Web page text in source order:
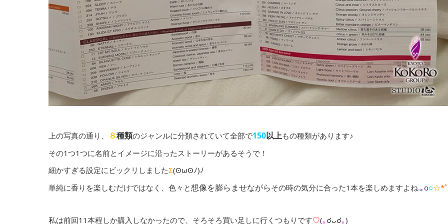
上の写真の通り、 ８種類のジャンルに分類されていて全部で150以上もの種類があります♪
その1つ1つに名前とイメージに沿ったストーリーがあるそうで！
細かすぎる設定にビックリしましたΣ(ʘωʘﾉ)ﾉ
単純に香りを楽しむだけではなく、色々と想像を膨らませながらその時の気分に合った1本を楽しめますよね.｡o○☆*ﾟ
私は前回11本程しか購入しなかったので、そろそろ買い足しに行くつもりです♡(｡ ☌ᴗ☌｡)